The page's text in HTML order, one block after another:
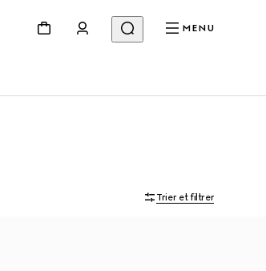
MENU
Trier et filtrer